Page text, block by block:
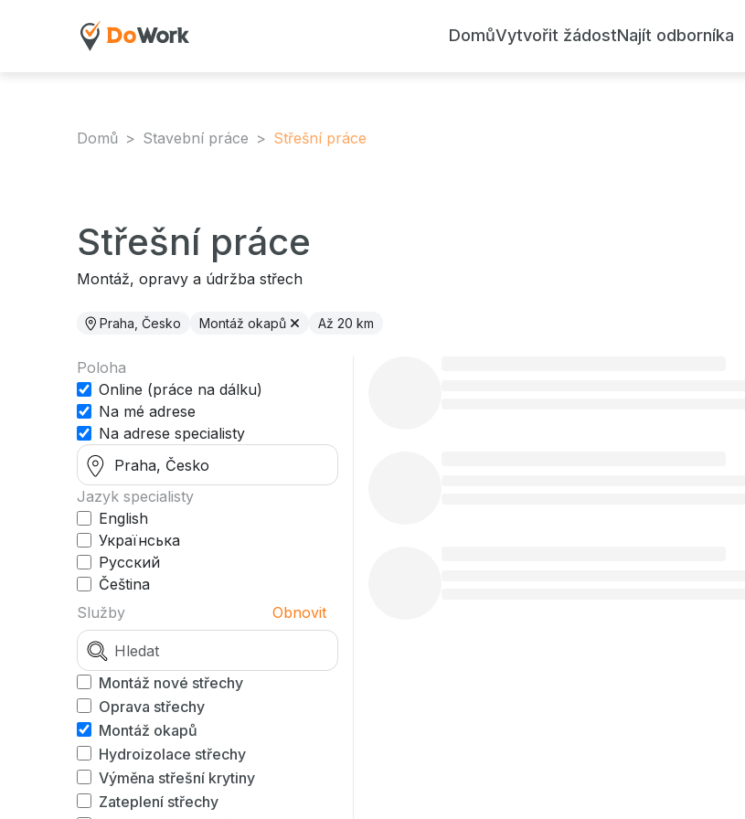
DomůVytvořit žádostNajít odborníka
Domů Stavební práce Střešní práce
Střešní práce
Montáž, opravy a údržba střech
Praha, Česko Montáž okapů Až 20 km
Poloha
Online (práce na dálku)
Na mé adrese
Na adrese specialisty
Jazyk specialisty
English
Українська
Русский
Čeština
Služby
Obnovit
Montáž nové střechy
Oprava střechy
Montáž okapů
Hydroizolace střechy
Výměna střešní krytiny
Zateplení střechy